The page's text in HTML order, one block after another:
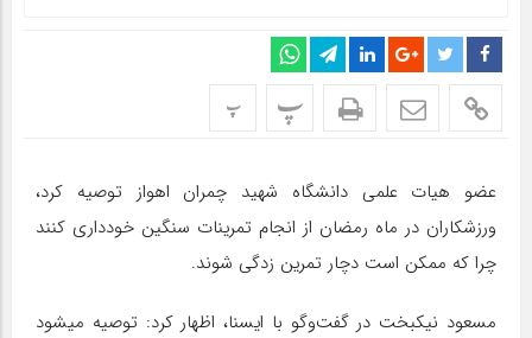
پ پ
عضو هیات علمی دانشگاه شهید چمران اهواز توصیه کرد،
ورزشکاران در ماه رمضان از انجام تمرینات سنگین خودداری کنند
چرا که ممکن است دچار تمرین زدگی شوند.
مسعود نیکبخت در گفت‌وگو با ایسنا، اظهار کرد: توصیه می​شود